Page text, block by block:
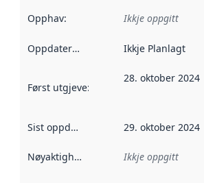
Opphav: Ikkje oppgitt
Oppdateringsfrekvens :
Ikkje Planlagt
Først utgjeve:
28. oktober 2024
Sist oppdatert 29. oktober 2024
Nøyaktigheit Ikkje oppgitt